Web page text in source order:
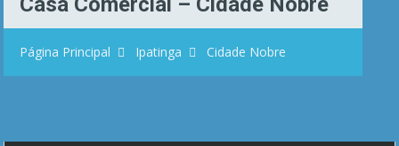
Página Principal Ipatinga Cidade Nobre